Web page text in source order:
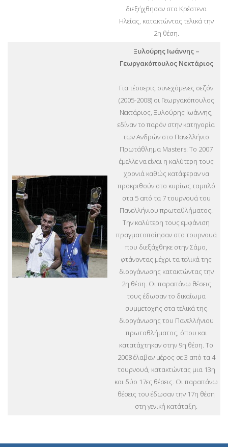
διεξήχθησαν στα Κρέστενα
Ηλείας, κατακτώντας τελικά την
2η θέση.
Ξυλούρης Ιωάννης –
Γεωργακόπουλος Νεκτάριος
Για τέσσερις συνεχόμενες σεζόν
(2005-2008) οι Γεωργακόπουλος
Νεκτάριος, Ξυλούρης Ιωάννης,
εδίναν το παρόν στην κατηγορία
των Ανδρών στο Πανελλήνιο
Πρωτάθλημα Masters. Το 2007
έμελλε να είναι η καλύτερη τους
χρονιά καθώς κατάφεραν να
προκριθούν στο κυρίως ταμπλό
στα 5 από τα 7 τουρνουά του
Πανελλήνιου πρωταθλήματος.
Την καλύτερη τους εμφάνιση
πραγματοποίησαν στο τουρνουά
που διεξάχθηκε στην Σάμο,
φτάνοντας μέχρι τα τελικά της
διοργάνωσης κατακτώντας την
2η θέση. Οι παραπάνω θέσεις
τους έδωσαν το δικαίωμα
συμμετοχής στα τελικά της
διοργάνωσης του Πανελλήνιου
πρωταθλήματος, όπου και
κατατάχτηκαν στην 9η θέση. Το
2008 έλαβαν μέρος σε 3 από τα 4
τουρνουά, κατακτώντας μια 13η
και δύο 17ες θέσεις. Οι παραπάνω
θέσεις του έδωσαν την 17η θέση
στη γενική κατάταξη.